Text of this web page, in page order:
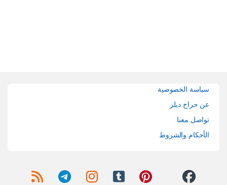
سياسة الخصوصية
عن حراج ديلز
تواصل معنا
الأحكام والشروط